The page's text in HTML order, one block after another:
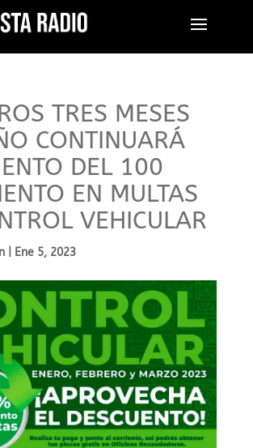
TRES MESES
CONTINUARÁ
DEL 100
EN MULTAS
VEHICULAR
| Ene 5, 2023